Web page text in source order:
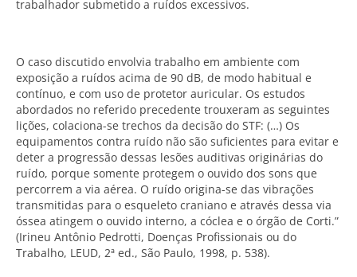
trabalhador submetido a ruídos excessivos.
O caso discutido envolvia trabalho em ambiente com
exposição a ruídos acima de 90 dB, de modo habitual e
contínuo, e com uso de protetor auricular. Os estudos
abordados no referido precedente trouxeram as seguintes
lições, colaciona-se trechos da decisão do STF: (…) Os
equipamentos contra ruído não são suficientes para evitar e
deter a progressão dessas lesões auditivas originárias do
ruído, porque somente protegem o ouvido dos sons que
percorrem a via aérea. O ruído origina-se das vibrações
transmitidas para o esqueleto craniano e através dessa via
óssea atingem o ouvido interno, a cóclea e o órgão de Corti.”
(Irineu Antônio Pedrotti, Doenças Profissionais ou do
Trabalho, LEUD, 2ª ed., São Paulo, 1998, p. 538).